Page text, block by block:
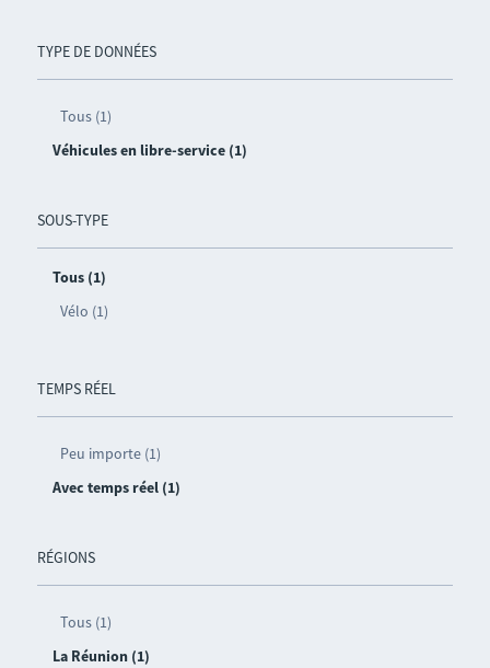
TYPE DE DONNÉES
Tous (1)
Véhicules en libre-service (1)
SOUS-TYPE
Tous (1)
Vélo (1)
TEMPS RÉEL
Peu importe (1)
Avec temps réel (1)
RÉGIONS
Tous (1)
La Réunion (1)